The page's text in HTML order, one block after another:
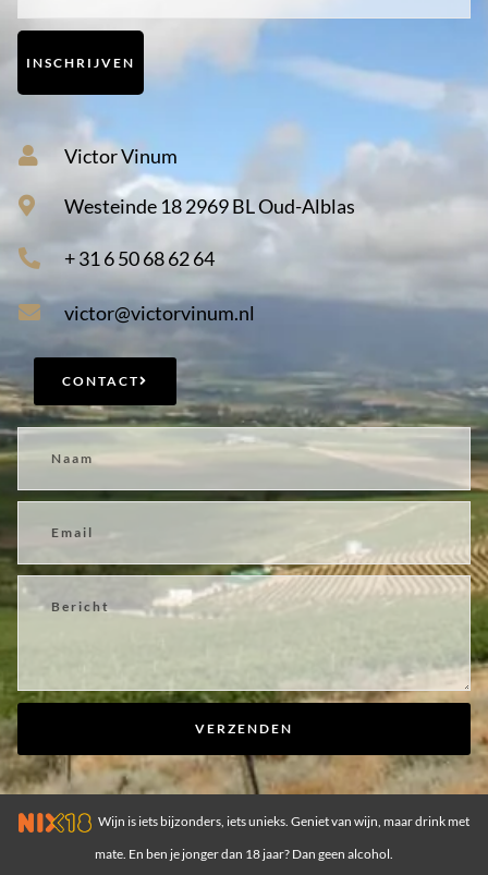
INSCHRIJVEN
Victor Vinum
Westeinde 18 2969 BL Oud-Alblas
+ 31 6 50 68 62 64
victor@victorvinum.nl
CONTACT
VERZENDEN
Wijn is iets bijzonders, iets unieks. Geniet van wijn, maar drink met
mate. En ben je jonger dan 18 jaar? Dan geen alcohol.